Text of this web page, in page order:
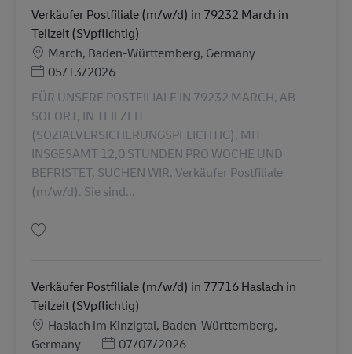
Verkäufer Postfiliale (m/w/d) in 79232 March in
Teilzeit (SVpflichtig)
SedeMarch, Baden-Württemberg, Germany
Posted Date
05/13/2026
FÜR UNSERE POSTFILIALE IN 79232 MARCH, AB
SOFORT, IN TEILZEIT
(SOZIALVERSICHERUNGSPFLICHTIG), MIT
INSGESAMT 12,0 STUNDEN PRO WOCHE UND
BEFRISTET, SUCHEN WIR. Verkäufer Postfiliale
(m/w/d). Sie sind...
Verkäufer Postfiliale (m/w/d) in 77716 Haslach in
Teilzeit (SVpflichtig)
SedeHaslach im Kinzigtal, Baden-Württemberg,
Germany
Posted Date
07/07/2026